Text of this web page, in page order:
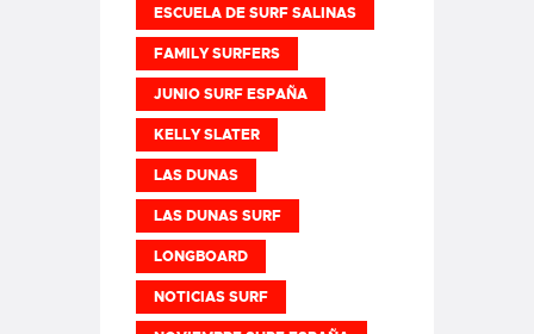
ESCUELA DE SURF SALINAS
FAMILY SURFERS
JUNIO SURF ESPAÑA
KELLY SLATER
LAS DUNAS
LAS DUNAS SURF
LONGBOARD
NOTICIAS SURF